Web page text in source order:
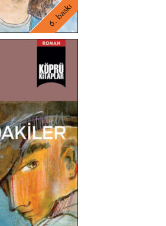
6. baskı